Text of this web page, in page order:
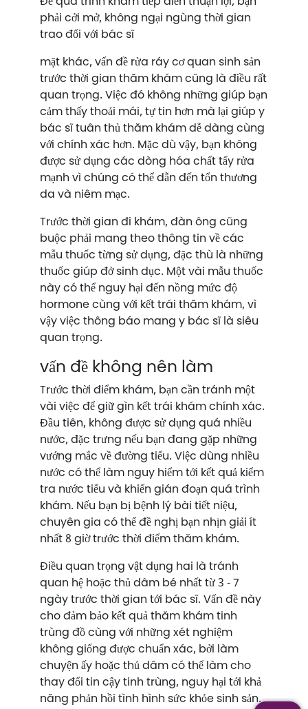
phải cởi mở, không ngại ngùng thời gian
trao đổi với bác sĩ
mặt khác, vấn đề rửa ráy cơ quan sinh sản
trước thời gian thăm khám cũng là điều rất
quan trọng. Việc đó không những giúp bạn
cảm thấy thoải mái, tự tin hơn mà lại giúp y
bác sĩ tuân thủ thăm khám dễ dàng cùng
với chính xác hơn. Mặc dù vậy, bạn không
được sử dụng các dòng hóa chất tẩy rửa
mạnh vì chúng có thể dẫn đến tổn thương
da và niêm mạc.
Trước thời gian đi khám, đàn ông cũng
buộc phải mang theo thông tin về các
mẫu thuốc từng sử dụng, đặc thù là những
thuốc giúp đở sinh dục. Một vài mẫu thuốc
này có thể nguy hại đến nồng mức độ
hormone cùng với kết trái thăm khám, vì
vậy việc thông báo mang y bác sĩ là siêu
quan trọng.
vấn đề không nên làm
Trước thời điểm khám, bạn cần tránh một
vài việc để giữ gìn kết trái khám chính xác.
Đầu tiên, không được sử dụng quá nhiều
nước, đặc trưng nếu bạn đang gặp những
vướng mắc về đường tiểu. Việc dùng nhiều
nước có thể làm nguy hiểm tới kết quả kiểm
tra nước tiểu và khiến gián đoạn quá trình
khám. Nếu bạn bị bệnh lý bài tiết niệu,
chuyên gia có thể đề nghị bạn nhịn giải ít
nhất 8 giờ trước thời điểm thăm khám.
Điều quan trọng vật dụng hai là tránh
quan hệ hoặc thủ dâm bé nhất từ 3 - 7
ngày trước thời gian tới bác sĩ. Vấn đề này
cho đảm bảo kết quả thăm khám tinh
trùng đồ cùng với những xét nghiệm
không giống được chuẩn xác, bởi làm
chuyện ấy hoặc thủ dâm có thể làm cho
thay đổi tin cậy tinh trùng, nguy hại tới khả
năng phản hồi tình hình sức khỏe sinh sản.